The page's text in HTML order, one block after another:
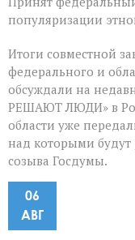
популяризации
Итоги совместной
федерального и
обсуждали на
РЕШАЮТ ЛЮДИ» в
области уже
над которыми будут
созыва Госдумы.
06
АВГ